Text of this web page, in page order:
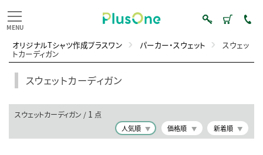
オリジナルTシャツ作成プラスワン パーカー・スウェット スウェッ
トカーディガン
スウェットカーディガン
スウェットカーディガン / 1 点
人気順 価格順 新着順